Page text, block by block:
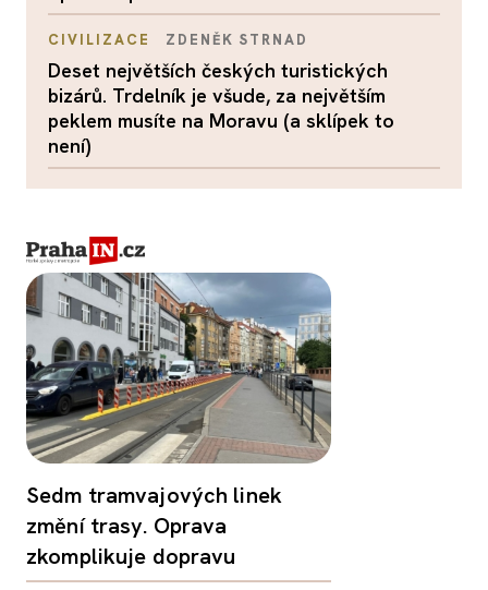
CIVILIZACE ZDENĚK STRNAD
Deset největších českých turistických
bizárů. Trdelník je všude, za největším
peklem musíte na Moravu (a sklípek to
není)
Sedm tramvajových linek
změní trasy. Oprava
zkomplikuje dopravu